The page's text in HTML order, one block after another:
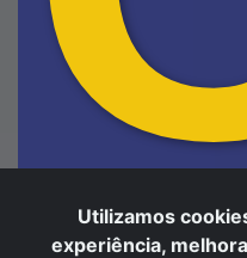
Utilizamos
experiência,